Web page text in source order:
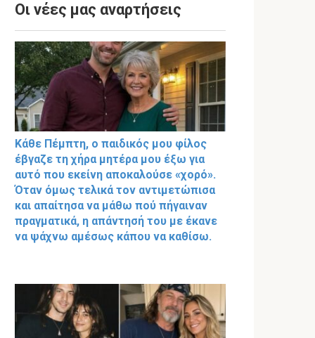
Οι νέες μας αναρτήσεις
Κάθε Πέμπτη, ο παιδικός μου φίλος
έβγαζε τη χήρα μητέρα μου έξω για
αυτό που εκείνη αποκαλούσε «χορό».
Όταν όμως τελικά τον αντιμετώπισα
και απαίτησα να μάθω πού πήγαιναν
πραγματικά, η απάντησή του με έκανε
να ψάχνω αμέσως κάπου να καθίσω.